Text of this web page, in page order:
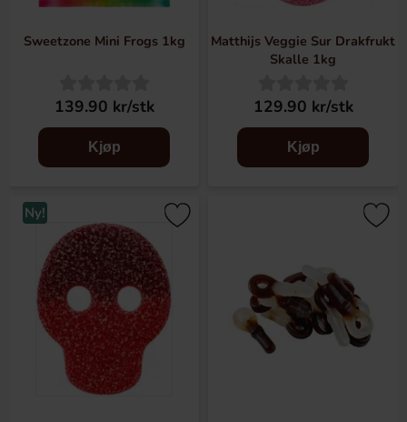
Sweetzone Mini Frogs 1kg
139.90 kr/stk
Kjøp
Matthijs Veggie Sur Drakfrukt
Skalle 1kg
129.90 kr/stk
Kjøp
Ny!